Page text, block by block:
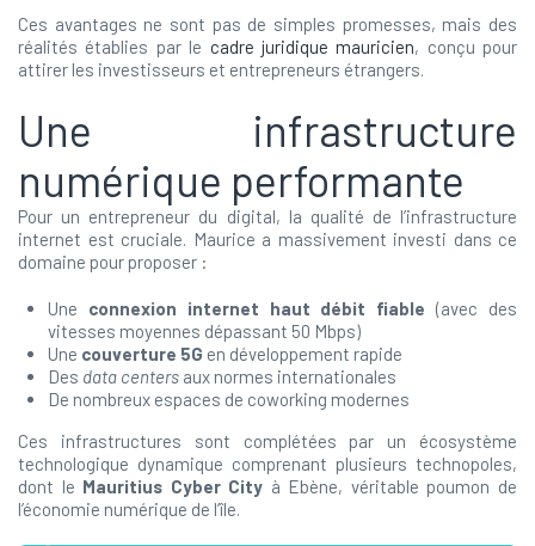
Ces avantages ne sont pas de simples promesses, mais des
réalités établies par le cadre juridique mauricien, conçu pour
attirer les investisseurs et entrepreneurs étrangers.
Une infrastructure
numérique performante
Pour un entrepreneur du digital, la qualité de l’infrastructure
internet est cruciale. Maurice a massivement investi dans ce
domaine pour proposer :
Une connexion internet haut débit fiable (avec des
vitesses moyennes dépassant 50 Mbps)
Une couverture 5G en développement rapide
Des data centers aux normes internationales
De nombreux espaces de coworking modernes
Ces infrastructures sont complétées par un écosystème
technologique dynamique comprenant plusieurs technopoles,
dont le Mauritius Cyber City à Ebène, véritable poumon de
l’économie numérique de l’île.